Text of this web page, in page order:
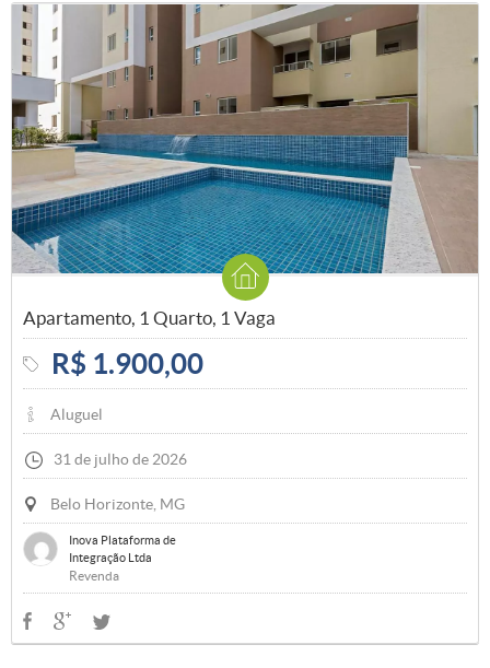
Apartamento, 1 Quarto, 1 Vaga
R$ 1.900,00
Aluguel
31 de julho de 2026
Belo Horizonte, MG
Inova Plataforma de
Integração Ltda
Revenda